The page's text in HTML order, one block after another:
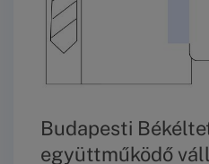
Budapesti
együttműködő